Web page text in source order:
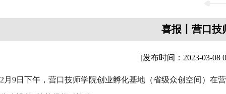
喜报丨营口技
[发布时间： 2023-03-08
2月9日下午，营口技师学院创业孵化基地（省级众创空间）在